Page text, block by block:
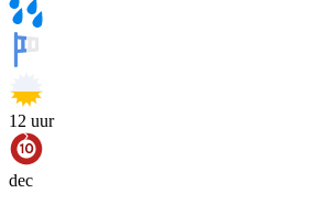
12 uur
dec